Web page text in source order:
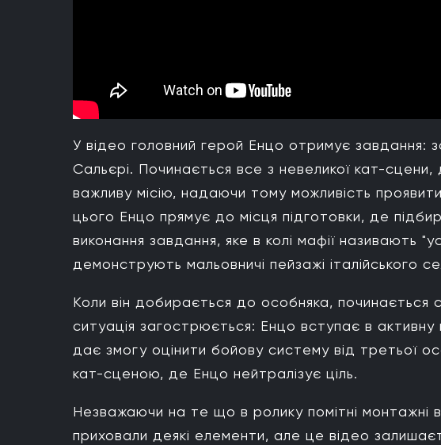
У відео головний герой Енцо отримує завдання:
Сальєрі. Починається все з невеликої кат-
важливу місію, надаючи тому можливість
цього Енцо прямує до місця підготовки, де
виконання завдання, яке в колі мафії називають
демонструють мальовничі пейзажі італійського
Коли він добирається до особняка,
ситуація загострюється: Енцо вступає в
дає змогу оцінити бойову систему від третьої
кат-сценою, де Енцо нейтралізує ціль.
Незважаючи на те що в ролику помітні монтажні
приховали деякі елементи, але це відео